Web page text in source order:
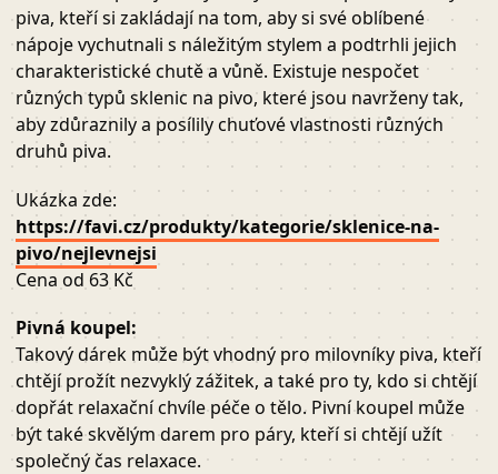
piva, kteří si zakládají na tom, aby si své oblíbené
nápoje vychutnali s náležitým stylem a podtrhli jejich
charakteristické chutě a vůně. Existuje nespočet
různých typů sklenic na pivo, které jsou navrženy tak,
aby zdůraznily a posílily chuťové vlastnosti různých
druhů piva.
Ukázka zde:
https://favi.cz/produkty/kategorie/sklenice-na-
pivo/nejlevnejsi
Cena od 63 Kč
Pivná koupel:
Takový dárek může být vhodný pro milovníky piva, kteří
chtějí prožít nezvyklý zážitek, a také pro ty, kdo si chtějí
dopřát relaxační chvíle péče o tělo. Pivní koupel může
být také skvělým darem pro páry, kteří si chtějí užít
společný čas relaxace.